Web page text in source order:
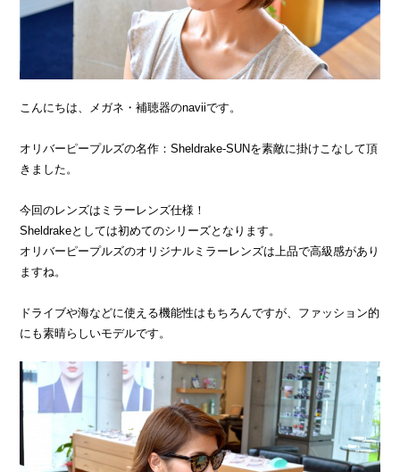
こんにちは、メガネ・補聴器のnaviiです。
オリバーピープルズの名作：Sheldrake-SUNを素敵に掛けこなして頂
きました。
今回のレンズはミラーレンズ仕様！
Sheldrakeとしては初めてのシリーズとなります。
オリバーピープルズのオリジナルミラーレンズは上品で高級感があり
ますね。
ドライブや海などに使える機能性はもちろんですが、ファッション的
にも素晴らしいモデルです。